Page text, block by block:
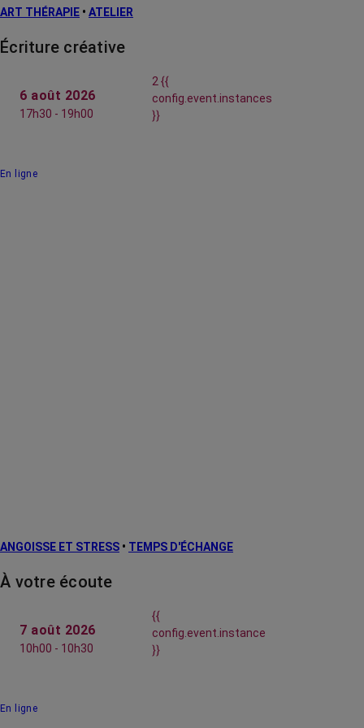
ART THÉRAPIE • ATELIER
Écriture créative
6 août 2026
17h30 - 19h00
2 {{
config.event.instances
}}
En ligne
ANGOISSE ET STRESS • TEMPS D'ÉCHANGE
À votre écoute
7 août 2026
10h00 - 10h30
{{
config.event.instance
}}
En ligne